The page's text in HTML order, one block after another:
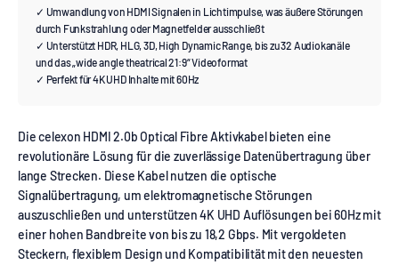
✓ Umwandlung von HDMI Signalen in Lichtimpulse, was äußere Störungen
durch Funkstrahlung oder Magnetfelder ausschließt
✓ Unterstützt HDR, HLG, 3D, High Dynamic Range, bis zu 32 Audiokanäle
und das „wide angle theatrical 21:9“ Videoformat
✓ Perfekt für 4K UHD Inhalte mit 60Hz
Die celexon HDMI 2.0b Optical Fibre Aktivkabel bieten eine
revolutionäre Lösung für die zuverlässige Datenübertragung über
lange Strecken. Diese Kabel nutzen die optische
Signalübertragung, um elektromagnetische Störungen
auszuschließen und unterstützen 4K UHD Auflösungen bei 60Hz mit
einer hohen Bandbreite von bis zu 18,2 Gbps. Mit vergoldeten
Steckern, flexiblem Design und Kompatibilität mit den neuesten